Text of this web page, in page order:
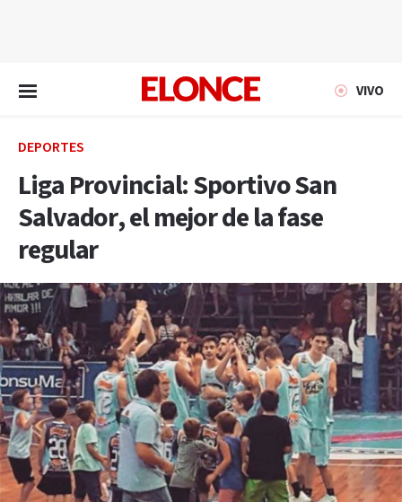
VIVO
DEPORTES
Liga Provincial: Sportivo San
Salvador, el mejor de la fase
regular